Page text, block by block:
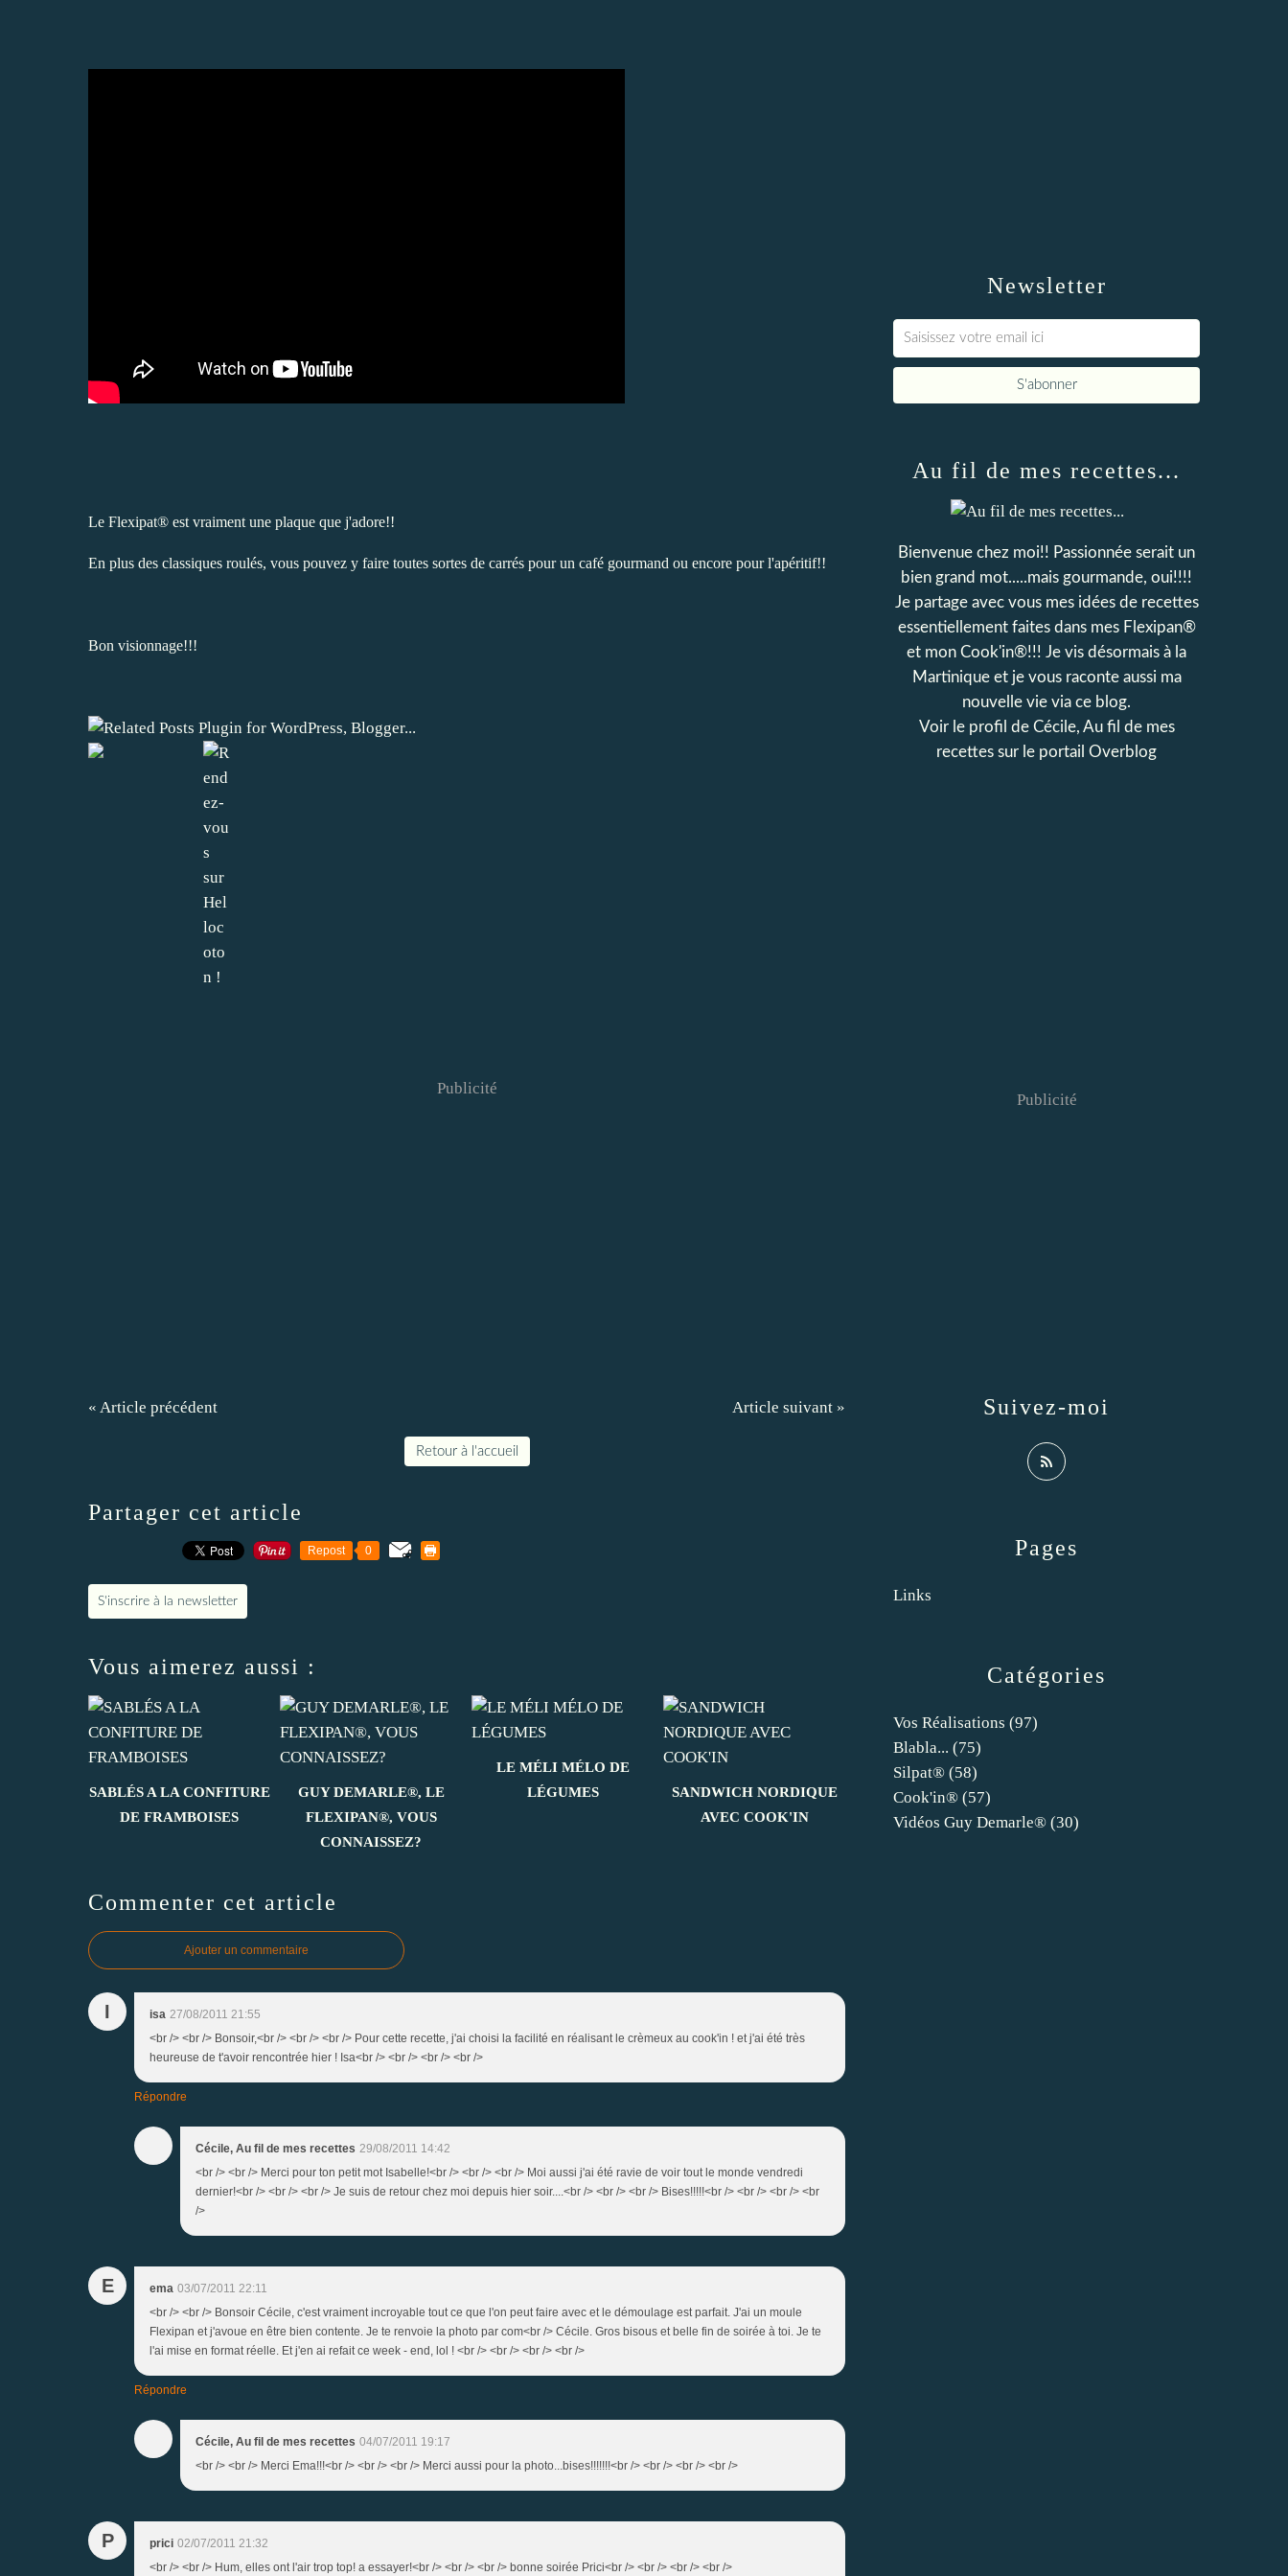
Le Flexipat® est vraiment une plaque que j'adore!!
En plus des classiques roulés, vous pouvez y faire toutes sortes de carrés pour un café gourmand ou encore pour l'apéritif!!
Bon visionnage!!!
Publicité
« Article précédent Article suivant »
Retour à l'accueil
Partager cet article
Repost 0
S'inscrire à la newsletter
Vous aimerez aussi :
SABLÉS A LA CONFITURE
DE FRAMBOISES
GUY DEMARLE®, LE
FLEXIPAN®, VOUS
CONNAISSEZ?
LE MÉLI MÉLO DE
LÉGUMES
SANDWICH NORDIQUE
AVEC COOK'IN
Commenter cet article
Ajouter un commentaire
I isa 27/08/2011 21:55
<br /> <br /> Bonsoir,<br /> <br /> <br /> Pour cette recette, j'ai choisi la facilité en réalisant le crèmeux au cook'in ! et j'ai été très
heureuse de t'avoir rencontrée hier ! Isa<br /> <br /> <br /> <br />
Répondre
Cécile, Au fil de mes recettes 29/08/2011 14:42
<br /> <br /> Merci pour ton petit mot Isabelle!<br /> <br /> <br /> Moi aussi j'ai été ravie de voir tout le monde vendredi
dernier!<br /> <br /> <br /> Je suis de retour chez moi depuis hier soir....<br /> <br /> <br /> Bises!!!!!<br /> <br /> <br /> <br
/>
E ema 03/07/2011 22:11
<br /> <br /> Bonsoir Cécile, c'est vraiment incroyable tout ce que l'on peut faire avec et le démoulage est parfait. J'ai un moule
Flexipan et j'avoue en être bien contente. Je te renvoie la photo par com<br /> Cécile. Gros bisous et belle fin de soirée à toi. Je te
l'ai mise en format réelle. Et j'en ai refait ce week - end, lol ! <br /> <br /> <br /> <br />
Répondre
Cécile, Au fil de mes recettes 04/07/2011 19:17
<br /> <br /> Merci Ema!!!<br /> <br /> <br /> Merci aussi pour la photo...bises!!!!!!!<br /> <br /> <br /> <br />
P prici 02/07/2011 21:32
<br /> <br /> Hum, elles ont l'air trop top! a essayer!<br /> <br /> <br /> bonne soirée Prici<br /> <br /> <br /> <br />
Newsletter
Catégories
Vos Réalisations (97)
Blabla... (75)
Silpat® (58)
Cook'in® (57)
Vidéos Guy Demarle® (30)
Pages
Links
Au fil de mes recettes...
Bienvenue chez moi!! Passionnée serait un
bien grand mot.....mais gourmande, oui!!!!
Je partage avec vous mes idées de recettes
essentiellement faites dans mes Flexipan®
et mon Cook'in®!!! Je vis désormais à la
Martinique et je vous raconte aussi ma
nouvelle vie via ce blog.
Voir le profil de Cécile, Au fil de mes
recettes sur le portail Overblog
Suivez-moi
Publicité